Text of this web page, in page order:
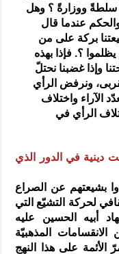
سلطةً ووزارةً ؟ وهل
عندما قال
بركة على من
؟. فإذا بهذه
وإذا غضبنا نحتلّ
ونرفض الرأي
الآراء واختلاف
الرأي في
دينية في الدور الذي
بشيعتهم عن الصراع
لحركة التشيّع التي
أبيه الحسين عليه
المذهبيّة
الأئمة على هذا النهج